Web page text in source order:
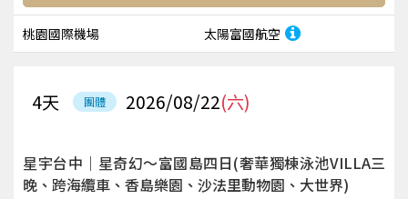
桃園國際機場 太陽富國航空
團體 2026/08/22(六)
4天
星宇台中｜星奇幻～富國島四日(奢華獨棟泳池VILLA三
晚、跨海纜車、香島樂園、沙法里動物園、大世界)